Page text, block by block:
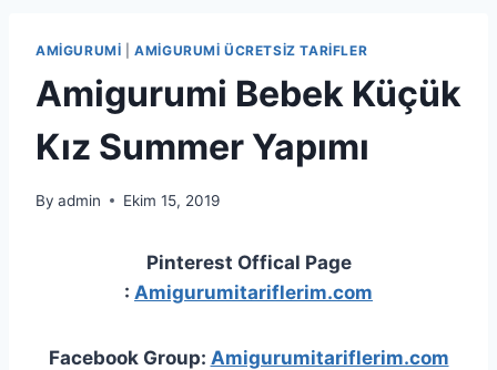
AMIGURUMI |AMIGURUMI ÜCRETSIZ TARIFLER
Amigurumi Bebek Küçük
Kız Summer Yapımı
By admin Ekim 15, 2019
Pinterest Offical Page
: Amigurumitariflerim.com
Facebook Group: Amigurumitariflerim.com